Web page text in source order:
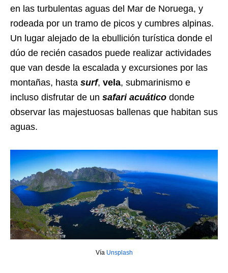
en las turbulentas aguas del Mar de Noruega, y
rodeada por un tramo de picos y cumbres alpinas.
Un lugar alejado de la ebullición turística donde el
dúo de recién casados puede realizar actividades
que van desde la escalada y excursiones por las
montañas, hasta surf, vela, submarinismo e
incluso disfrutar de un safari acuático donde
observar las majestuosas ballenas que habitan sus
aguas.
Vía Unsplash